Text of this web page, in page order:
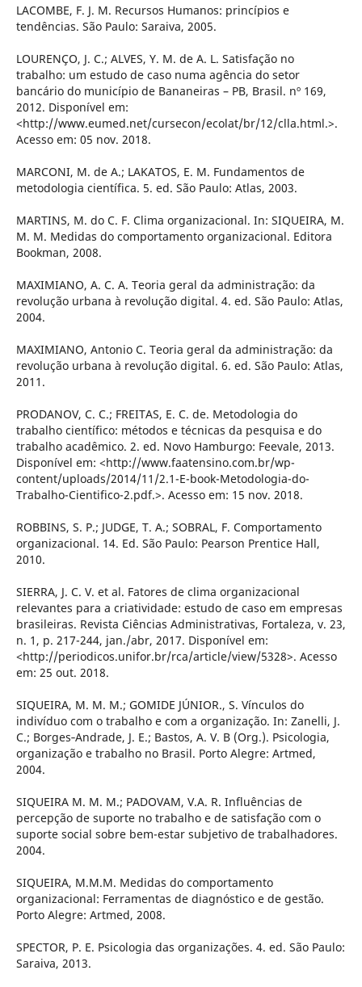
LACOMBE, F. J. M. Recursos Humanos: princípios e
tendências. São Paulo: Saraiva, 2005.
LOURENÇO, J. C.; ALVES, Y. M. de A. L. Satisfação no
trabalho: um estudo de caso numa agência do setor
bancário do município de Bananeiras – PB, Brasil. nº 169,
2012. Disponível em:
<http://www.eumed.net/cursecon/ecolat/br/12/clla.html.>.
Acesso em: 05 nov. 2018.
MARCONI, M. de A.; LAKATOS, E. M. Fundamentos de
metodologia científica. 5. ed. São Paulo: Atlas, 2003.
MARTINS, M. do C. F. Clima organizacional. In: SIQUEIRA, M.
M. M. Medidas do comportamento organizacional. Editora
Bookman, 2008.
MAXIMIANO, A. C. A. Teoria geral da administração: da
revolução urbana à revolução digital. 4. ed. São Paulo: Atlas,
2004.
MAXIMIANO, Antonio C. Teoria geral da administração: da
revolução urbana à revolução digital. 6. ed. São Paulo: Atlas,
2011.
PRODANOV, C. C.; FREITAS, E. C. de. Metodologia do
trabalho científico: métodos e técnicas da pesquisa e do
trabalho acadêmico. 2. ed. Novo Hamburgo: Feevale, 2013.
Disponível em: <http://www.faatensino.com.br/wp-
content/uploads/2014/11/2.1-E-book-Metodologia-do-
Trabalho-Cientifico-2.pdf.>. Acesso em: 15 nov. 2018.
ROBBINS, S. P.; JUDGE, T. A.; SOBRAL, F. Comportamento
organizacional. 14. Ed. São Paulo: Pearson Prentice Hall,
2010.
SIERRA, J. C. V. et al. Fatores de clima organizacional
relevantes para a criatividade: estudo de caso em empresas
brasileiras. Revista Ciências Administrativas, Fortaleza, v. 23,
n. 1, p. 217-244, jan./abr, 2017. Disponível em:
<http://periodicos.unifor.br/rca/article/view/5328>. Acesso
em: 25 out. 2018.
SIQUEIRA, M. M. M.; GOMIDE JÚNIOR., S. Vínculos do
indivíduo com o trabalho e com a organização. In: Zanelli, J.
C.; Borges‐Andrade, J. E.; Bastos, A. V. B (Org.). Psicologia,
organização e trabalho no Brasil. Porto Alegre: Artmed,
2004.
SIQUEIRA M. M. M.; PADOVAM, V.A. R. Influências de
percepção de suporte no trabalho e de satisfação com o
suporte social sobre bem-estar subjetivo de trabalhadores.
2004.
SIQUEIRA, M.M.M. Medidas do comportamento
organizacional: Ferramentas de diagnóstico e de gestão.
Porto Alegre: Artmed, 2008.
SPECTOR, P. E. Psicologia das organizações. 4. ed. São Paulo:
Saraiva, 2013.